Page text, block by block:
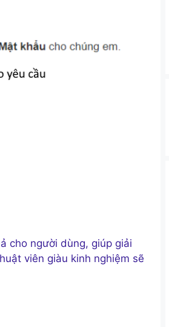
cho người dùng, giúp giải
viên giàu kinh nghiệm sẽ